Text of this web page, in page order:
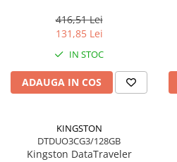
416,51 Lei
131,85 Lei
IN STOC
ADAUGA IN COS
KINGSTON
DTDUO3CG3/128GB
Kingston DataTraveler